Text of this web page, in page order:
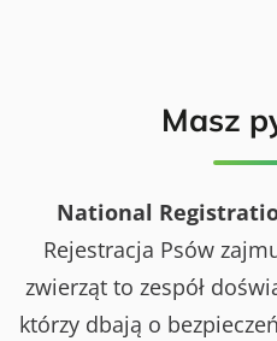
Masz
National
Rejestracja Psów
zwierząt to zespół
którzy dbają o